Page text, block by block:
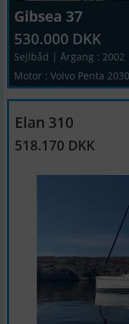
Gibsea 37
530.000 DKK
Sejlbåd | Årgang :
Motor : Volvo Penta
Elan 310
518.170 DKK